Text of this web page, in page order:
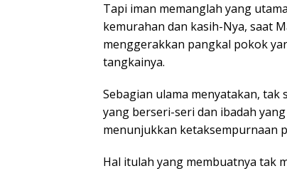
Tapi iman memanglah yang
kemurahan dan kasih-Nya, saat
menggerakkan pangkal pokok
tangkainya.
Sebagian ulama menyatakan,
yang berseri-seri dan ibadah
menunjukkan ketaksempurnaan
Hal itulah yang membuatnya tak